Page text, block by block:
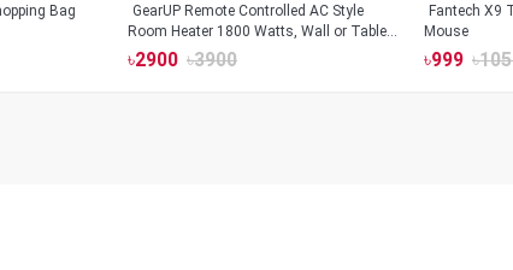
Bag
GearUP Remote Controlled AC Style
Room Heater 1800 Watts, Wall or Table
Mount
৳2900 ৳3900
Fantech X9
Mouse
৳999 ৳